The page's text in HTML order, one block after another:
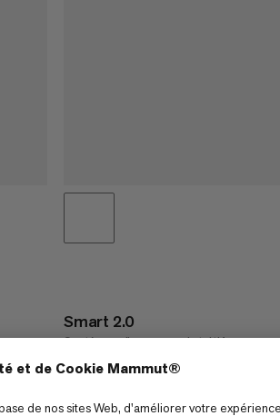
Smart 2.0
Système d’assurage intuitif
€40€40